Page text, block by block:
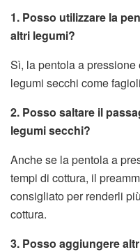
1. Posso utilizzare la
altri legumi?
Sì, la pentola a
legumi secchi come
2. Posso saltare il
legumi secchi?
Anche se la pentola a
tempi di cottura, il
consigliato per renderli
cottura.
3. Posso aggiungere